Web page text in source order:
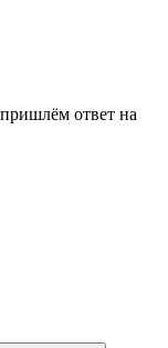
ответ на